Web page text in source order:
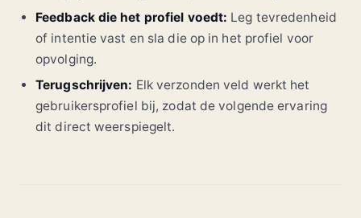
Feedback die het profiel voedt: Leg tevredenheid
of intentie vast en sla die op in het profiel voor
opvolging.
Terugschrijven: Elk verzonden veld werkt het
gebruikersprofiel bij, zodat de volgende ervaring
dit direct weerspiegelt.